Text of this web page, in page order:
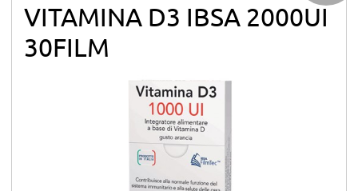
VITAMINA D3 IBSA 2000UI
30FILM